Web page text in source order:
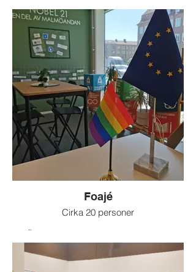
För t ex workshops och visningar
Kan bokas i kombination med andra rum
när ni behöver komplettera med en socialt
avslappnad miljö för exempelvis mingel
och mottagning.
Projektor finns
Foajé
Cirka 20 personer
Öppen miljö (viss störning kan ske)
För t ex workshops och visningar